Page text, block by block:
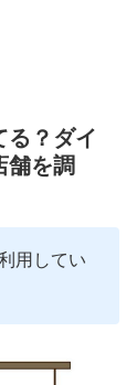
る？ダイ
舗を調
用してい